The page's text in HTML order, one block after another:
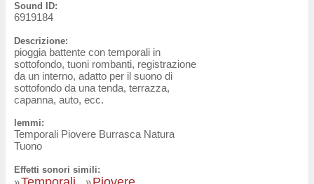
Sound ID:
6919184
Descrizione:
pioggia battente con temporali in
sottofondo, tuoni rombanti, registrazione
da un interno, adatto per il suono di
sottofondo da una tenda, terrazza,
capanna, auto, ecc.
lemmi:
Temporali Piovere Burrasca Natura
Tuono
Effetti sonori simili: